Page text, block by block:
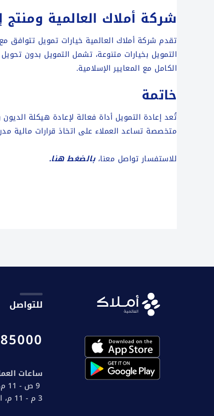
شركة أملاك العالمية ومنتج
تقدم شركة أملاك العالمية خيارات تمويل تتوافق
التمويل بخيارات متنوعة، تشمل التمويل بدون
الكامل مع المعايير الإسلامية.
خاتمة
تُعد إعادة التمويل أداة فعالة لإعادة هيكلة
متخصصة تساعد العملاء على اتخاذ قرارات مالية
للاستفسار تواصل معنا،بالضغط هنا.
للتواصل
ساعات
3 م - 11 م، الجمعة